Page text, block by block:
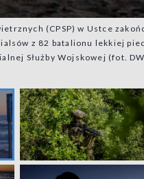
(CPSP) w Ustce
z 82 batalionu lekkiej
Służby Wojskowej (fot.